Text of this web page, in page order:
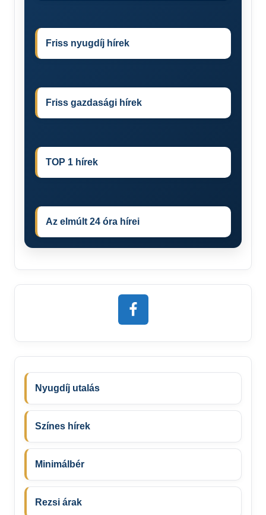
Friss nyugdíj hírek
Friss gazdasági hírek
TOP 1 hírek
Az elmúlt 24 óra hírei
Nyugdíj utalás
Színes hírek
Minimálbér
Rezsi árak